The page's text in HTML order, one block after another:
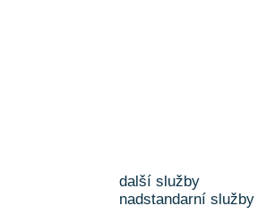
další služby
nadstandarní služby